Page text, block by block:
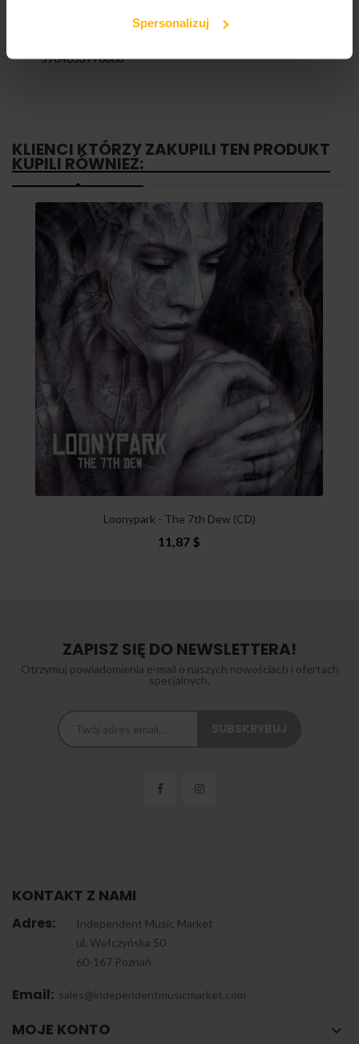
Spersonalizuj
5904653776068
KLIENCI KTÓRZY ZAKUPILI TEN PRODUKT
KUPILI RÓWNIEŻ:
Loonypark - The 7th Dew (CD)
11,87 $
ZAPISZ SIĘ DO NEWSLETTERA!
Otrzymuj powiadomienia e-mail o naszych nowościach i ofertach
specjalnych.
KONTAKT Z NAMI
Adres:
Independent Music Market
ul. Wołczyńska 50
60-167 Poznań
Email: sales@independentmusicmarket.com
MOJE KONTO 